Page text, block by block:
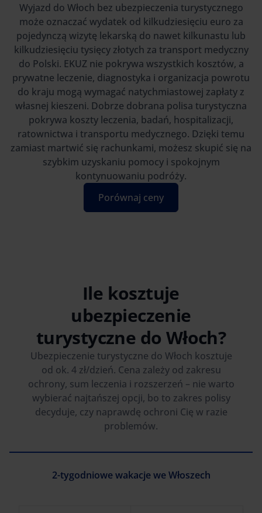
Wyjazd do Włoch bez ubezpieczenia turystycznego
może oznaczać wydatek od kilkudziesięciu euro za
pojedynczą wizytę lekarską do nawet kilkunastu lub
kilkudziesięciu tysięcy złotych za transport medyczny
do Polski. EKUZ nie pokrywa wszystkich kosztów, a
prywatne leczenie, diagnostyka i organizacja powrotu
do kraju mogą wymagać natychmiastowej zapłaty z
własnej kieszeni. Dobrze dobrana polisa turystyczna
pokrywa koszty leczenia, badań, hospitalizacji,
ratownictwa i transportu medycznego. Dzięki temu
zamiast martwić się rachunkami, możesz skupić się na
szybkim uzyskaniu pomocy i spokojnym
kontynuowaniu podróży.
Porównaj ceny
Ile kosztuje
ubezpieczenie
turystyczne do Włoch?
Ubezpieczenie turystyczne do Włoch kosztuje
od ok. 4 zł/dzień. Cena zależy od zakresu
ochrony, sum leczenia i rozszerzeń – nie warto
wybierać najtańszej opcji, bo to zakres polisy
decyduje, czy naprawdę ochroni Cię w razie
problemów.
2-tygodniowe wakacje we Włoszech